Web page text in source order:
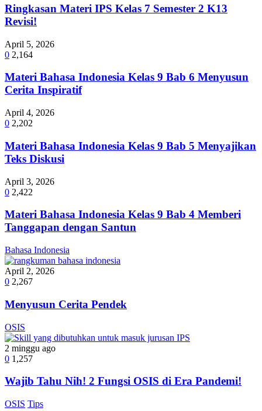
Ringkasan Materi IPS Kelas 7 Semester 2 K13
Revisi!
April 5, 2026
0 2,164
Materi Bahasa Indonesia Kelas 9 Bab 6 Menyusun
Cerita Inspiratif
April 4, 2026
0 2,202
Materi Bahasa Indonesia Kelas 9 Bab 5 Menyajikan
Teks Diskusi
April 3, 2026
0 2,422
Materi Bahasa Indonesia Kelas 9 Bab 4 Memberi
Tanggapan dengan Santun
Bahasa Indonesia
April 2, 2026
0 2,267
Menyusun Cerita Pendek
OSIS
2 minggu ago
0 1,257
Wajib Tahu Nih! 2 Fungsi OSIS di Era Pandemi!
OSIS Tips